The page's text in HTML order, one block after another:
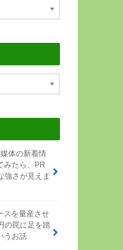
体の新着情
みたら、PR
強さが見えま
スを量産させ
の罠に足を踏
うお話